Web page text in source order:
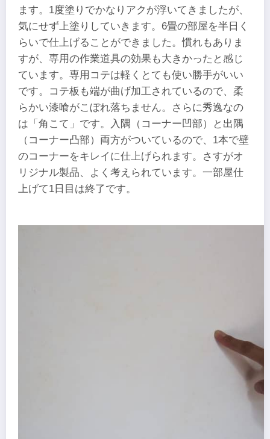
ます。1度塗りでかなりアクが浮いてきましたが、
気にせず上塗りしていきます。6畳の部屋を半日く
らいで仕上げることができました。慣れもありま
すが、専用の作業道具の効果も大きかったと感じ
ています。専用コテは軽くとても使い勝手がいい
です。コテ板も端が曲げ加工されているので、柔
らかい漆喰がこぼれ落ちません。さらに秀逸なの
は「角こて」です。入隅（コーナー凹部）と出隅
（コーナー凸部）両方がついているので、1本で壁
のコーナーをキレイに仕上げられます。さすがオ
リジナル製品、よく考えられています。一部屋仕
上げて1日目は終了です。